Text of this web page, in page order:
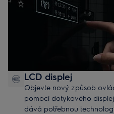
LCD displej
Objevte nový způsob
pomocí dotykového
dává potřebnou